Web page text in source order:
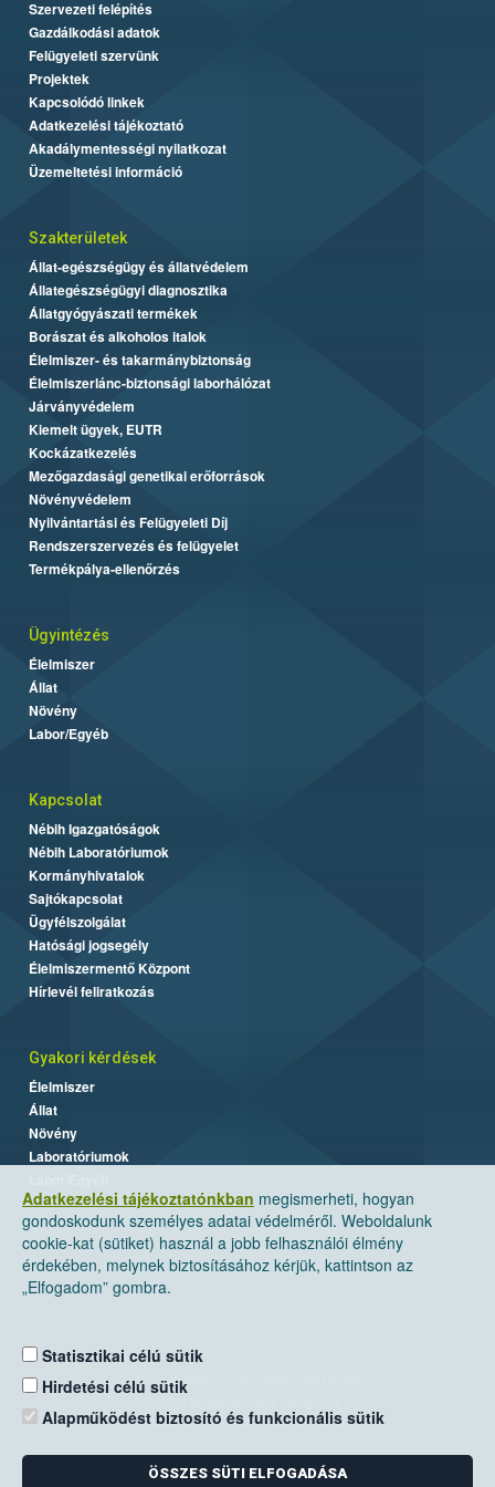
Adatkezelési tájékoztatónkban megismerheti, hogyan
gondoskodunk személyes adatai védelméről. Weboldalunk
cookie-kat (sütiket) használ a jobb felhasználói élmény
érdekében, melynek biztosításához kérjük, kattintson az
„Elfogadom” gombra.
Statisztikai célú sütik
Hirdetési célú sütik
Alapműködést biztosító és funkcionális sütik
ÖSSZES SÜTI ELFOGADÁSA
Szervezeti felépítés
Gazdálkodási adatok
Felügyeleti szervünk
Projektek
Kapcsolódó linkek
Adatkezelési tájékoztató
Akadálymentességi nyilatkozat
Üzemeltetési információ
Szakterületek
Állat-egészségügy és állatvédelem
Állategészségügyi diagnosztika
Állatgyógyászati termékek
Borászat és alkoholos italok
Élelmiszer- és takarmánybiztonság
Élelmiszerlánc-biztonsági laborhálózat
Járványvédelem
Kiemelt ügyek, EUTR
Kockázatkezelés
Mezőgazdasági genetikai erőforrások
Növényvédelem
Nyilvántartási és Felügyeleti Díj
Rendszerszervezés és felügyelet
Termékpálya-ellenőrzés
Ügyintézés
Élelmiszer
Állat
Növény
Labor/Egyéb
Kapcsolat
Nébih Igazgatóságok
Nébih Laboratóriumok
Kormányhivatalok
Sajtókapcsolat
Ügyfélszolgálat
Hatósági jogsegély
Élelmiszermentő Központ
Hírlevél feliratkozás
Gyakori kérdések
Élelmiszer
Állat
Növény
Laboratóriumok
Nemzeti Élelmiszerlánc-biztonsági Hivatal
Levelezési cím: 1525 Budapest. Pf. 30.
E-mail:ugyfelszolgalat@nebih.gov.hu